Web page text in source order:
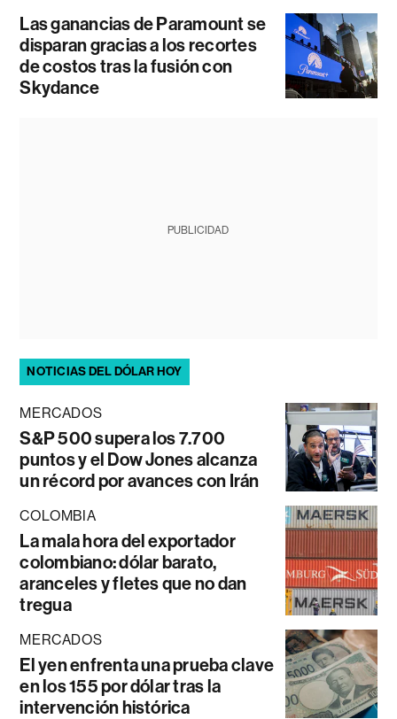
Las ganancias de Paramount se
disparan gracias a los recortes
de costos tras la fusión con
Skydance
PUBLICIDAD
NOTICIAS DEL DÓLAR HOY
MERCADOS
S&P 500 supera los 7.700
puntos y el Dow Jones alcanza
un récord por avances con Irán
COLOMBIA
La mala hora del exportador
colombiano: dólar barato,
aranceles y fletes que no dan
tregua
MERCADOS
El yen enfrenta una prueba clave
en los 155 por dólar tras la
intervención histórica